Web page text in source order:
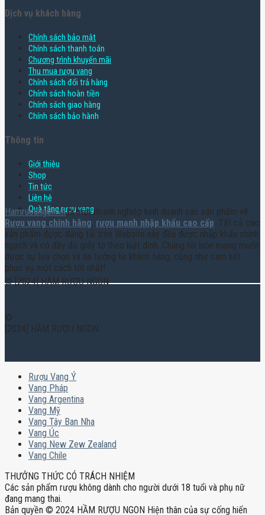
Dịch vụ khách hàng
Chính sách bảo mật
Chính sách thanh toán
Chương trình khuyến mãi
Thu mua rượu vang
Chính sách đổi trả hàng
Chính sách hoàn tiền
Chính sách giao hàng
Chính sách bảo hành
Thông tin
Giới thiệu
Shop
Tin tức
Liên hệ
Quà tặng rượu vang
Hamruoungon.vnlà một doanh nghiệp kinh doanh các sản phẩm về
Rượu vang chính hãng, rượu mạnh nhập khẩu cao cấp. Tất cả các
sản phẩm được đăng tải trên Website này đều được nhập khẩu chính
ngạch và có đầy đủ giấy tờ theo luật định. Chúng tôi luôn mong muốn
được sự lựa chọn và tin tưởng từ khách hàng, cũng như cam kết
phục vụ một cách tốt nhất!
© [2024] HẦM RƯỢU NGON
©
[2024] HẦM RƯỢU NGON
Rượu Vang Ý
Vang Pháp
Vang Argentina
Vang Mỹ
Vang Tây Ban Nha
Vang Úc
Vang New Zew Zealand
Vang Chile
THƯỞNG THỨC CÓ TRÁCH NHIỆM
Các sản phẩm rượu không dành cho người dưới 18 tuổi và phụ nữ
đang mang thai.
Bản quyền © 2024 HẦM RƯỢU NGON Hiện thân của sự cống hiến